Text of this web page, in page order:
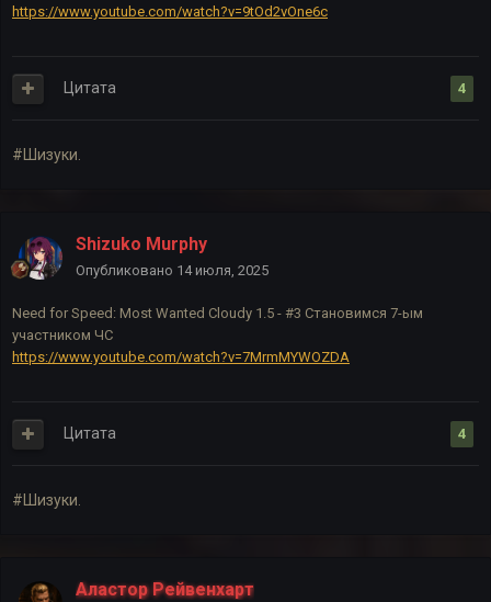
https://www.youtube.com/watch?v=9tOd2vOne6c
4
Цитата
#Шизуки.
Shizuko Murphy
Опубликовано 14 июля, 2025
Need for Speed: Most Wanted Cloudy 1.5 - #3 Становимся 7-ым
участником ЧС
https://www.youtube.com/watch?v=7MrmMYWOZDA
4
Цитата
#Шизуки.
Аластор Рейвенхарт